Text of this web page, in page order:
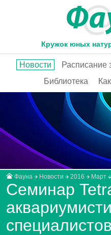
Кружок юных
Новости Расписание
Библиотека
Фауна Новости 2016 Март
Семинар